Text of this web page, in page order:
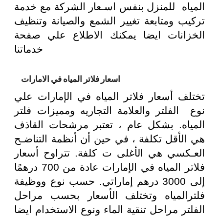
المياه للمنزل بنفس اسـعار الشركة مع خدمة
تركيب ومتابعة تغيير الشمع والصيانة وتنظيف
الخزانات ايضا يمكنك الاطلاع علي صفحة
اسعار فلاتر المياه في الامارات
تختلف أسعار فلاتر المياه في الإمارات علي
نوع الفلتر والعلامة التجاريه ومميزات فلتر
المياه. بشكل عام ، تعتبر مرشحات القاذف
هي الأقل تكلفة ، في حين أن أنظمة التناضـح
العـكسي هي الأغلى ت كلفة. تتراوح أسعار
فلاتر المياه في الإمارات عادة من 700 درهمًا
إلى 3000 درهم إماراتي. حسب نوع ووظيفة
فلترالمياه وتختلف الأسعار بحسب مراحل
الفلتر مراحل تنقية الماء ونوع الاستخدام ايضا